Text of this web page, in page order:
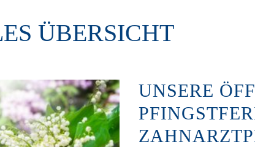
ÜBERSICHT
UNSERE